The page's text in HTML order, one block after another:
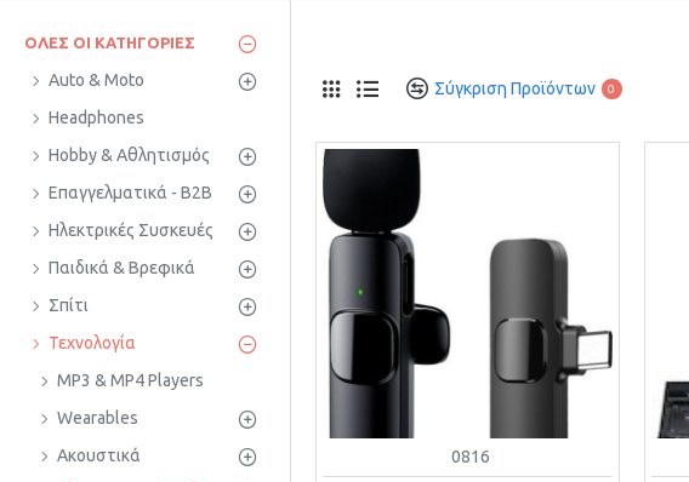
ΌΛΕΣ ΟΙ ΚΑΤΗΓΟΡΊΕΣ
Auto & Moto
Headphones
Hobby & Αθλητισμός
Επαγγελματικά - B2B
Ηλεκτρικές Συσκευές
Παιδικά & Βρεφικά
Σπίτι
Τεχνολογία
MP3 & MP4 Players
Wearables
Ακουστικά
Σύγκριση Προϊόντων 0
0816